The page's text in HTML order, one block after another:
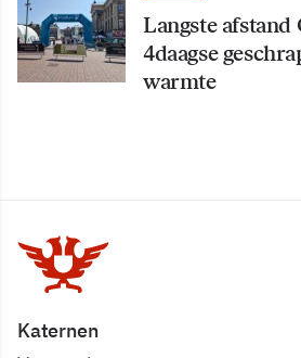
Langste afstand
4daagse
warmte
Katernen